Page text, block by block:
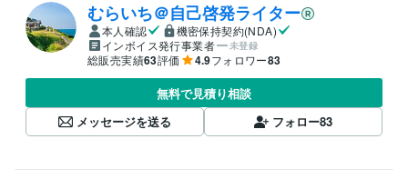
むらいち＠自己啓発ライター
本人確認
機密保持契約(NDA)
インボイス発行事業者
未登録
総販売実績63評価 4.9フォロワー83
無料で見積り相談
メッセージを送る
フォロー83